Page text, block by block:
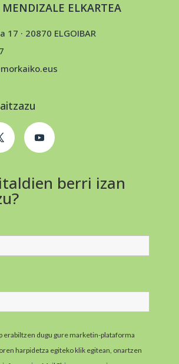
ELKARTEA
17 · 20870 ELGOIBAR
berri izan
erabiltzen dugu gure marketin-plataforma
harpidetza egiteko klik egitean, onartzen